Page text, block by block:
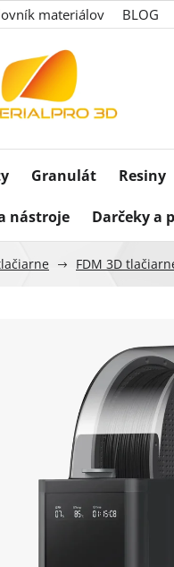
materiálov BLOG
Granulát Resiny
nástroje Darčeky a
FDM 3D